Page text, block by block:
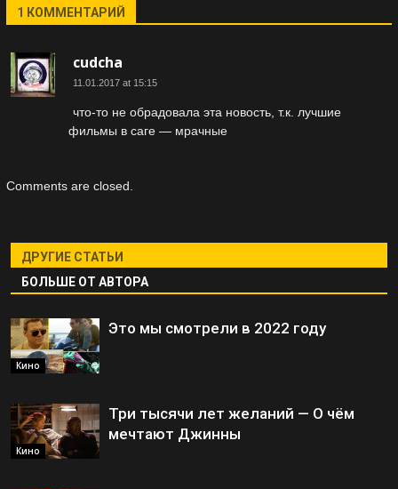
1 КОММЕНТАРИЙ
cudcha
11.01.2017 at 15:15
что-то не обрадовала эта новость, т.к. лучшие
фильмы в саге — мрачные
Comments are closed.
ДРУГИЕ СТАТЬИ
БОЛЬШЕ ОТ АВТОРА
Кино
Это мы смотрели в 2022 году
Кино
Три тысячи лет желаний — О чём
мечтают Джинны